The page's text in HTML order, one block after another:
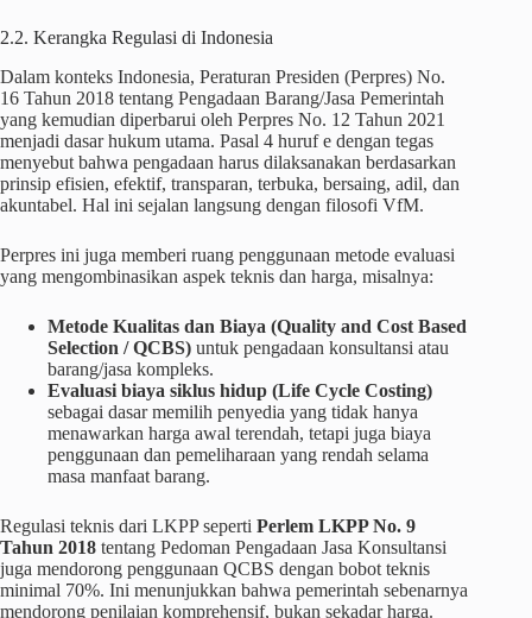
2.2. Kerangka Regulasi di Indonesia
Dalam konteks Indonesia, Peraturan Presiden (Perpres) No.
16 Tahun 2018 tentang Pengadaan Barang/Jasa Pemerintah
yang kemudian diperbarui oleh Perpres No. 12 Tahun 2021
menjadi dasar hukum utama. Pasal 4 huruf e dengan tegas
menyebut bahwa pengadaan harus dilaksanakan berdasarkan
prinsip efisien, efektif, transparan, terbuka, bersaing, adil, dan
akuntabel. Hal ini sejalan langsung dengan filosofi VfM.
Perpres ini juga memberi ruang penggunaan metode evaluasi
yang mengombinasikan aspek teknis dan harga, misalnya:
Metode Kualitas dan Biaya (Quality and Cost Based
Selection / QCBS) untuk pengadaan konsultansi atau
barang/jasa kompleks.
Evaluasi biaya siklus hidup (Life Cycle Costing)
sebagai dasar memilih penyedia yang tidak hanya
menawarkan harga awal terendah, tetapi juga biaya
penggunaan dan pemeliharaan yang rendah selama
masa manfaat barang.
Regulasi teknis dari LKPP seperti Perlem LKPP No. 9
Tahun 2018 tentang Pedoman Pengadaan Jasa Konsultansi
juga mendorong penggunaan QCBS dengan bobot teknis
minimal 70%. Ini menunjukkan bahwa pemerintah sebenarnya
mendorong penilaian komprehensif, bukan sekadar harga.